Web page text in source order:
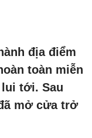
địa điểm
toàn miễn
lui tới. Sau
mở cửa trở